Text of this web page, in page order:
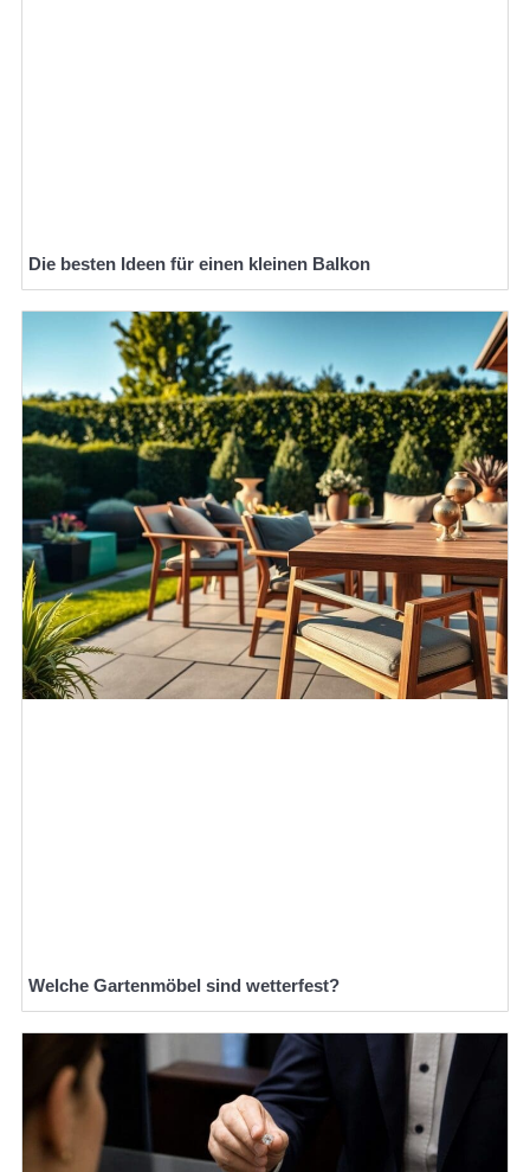
Die besten Ideen für einen kleinen Balkon
Welche Gartenmöbel sind wetterfest?